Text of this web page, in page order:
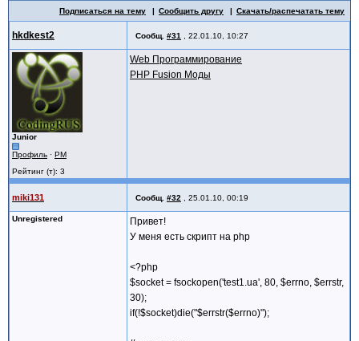
Подписаться на тему Сообщить другу Скачать/распечатать тему
hkdkest2 Сообщ. #31 22.01.10, 10:27
Junior
Профиль · PM
Рейтинг (т): 3
Web Программирование
PHP Fusion Моды
miki131 Сообщ. #32 25.01.10, 00:19
Unregistered
Привет!
У меня есть скрипт на php
<?php
$socket = fsockopen('test1.ua', 80, $errno, $errstr,
30);
if(!$socket)die("$errstr($errno)");